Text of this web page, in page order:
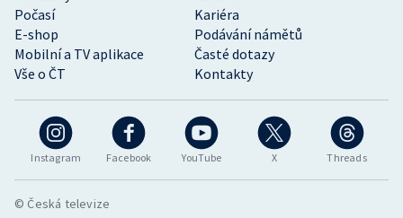
Instagram Facebook YouTube X Threads
Počasí
Kariéra
E-shop
Podávání námětů
Mobilní a TV aplikace
Časté dotazy
Vše o ČT
Kontakty
© Česká televize